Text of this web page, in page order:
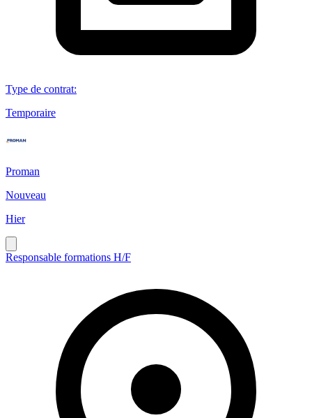
Type de contrat:
Temporaire
Proman
Nouveau
Hier
Responsable formations H/F